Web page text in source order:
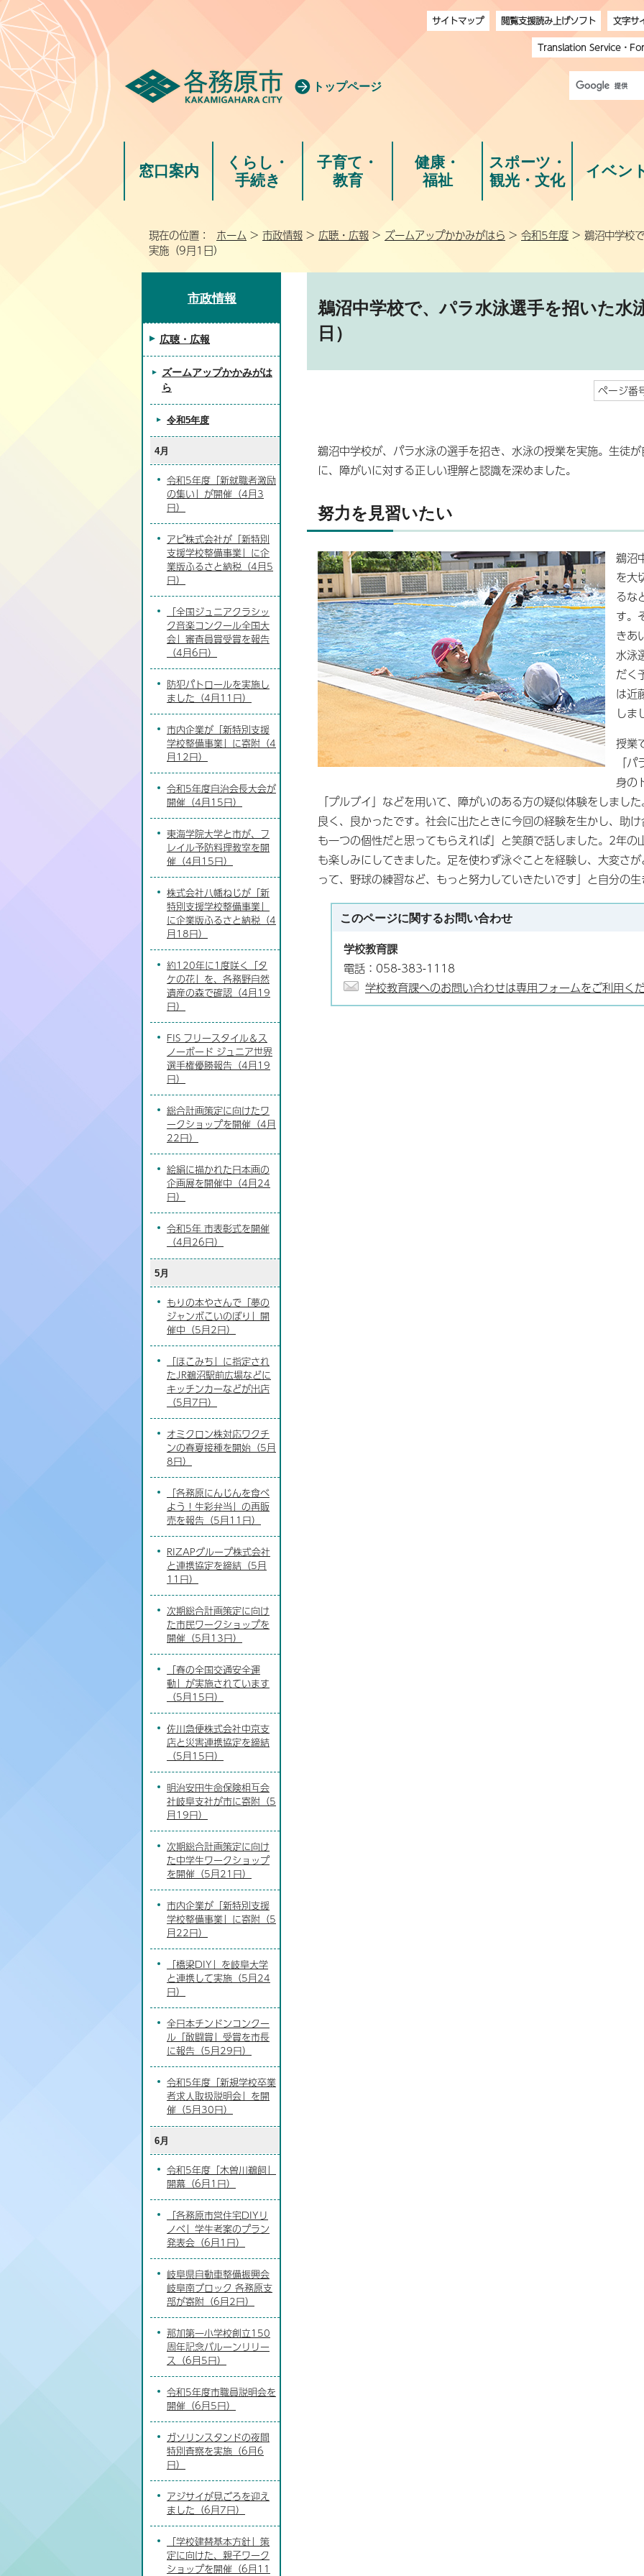
トップページ
サイトマップ 閲覧支援読み上げソフト
文字サ
Translation Service・
窓口案内
くらし・
手続き
子育て・
教育
健康・
福祉
スポーツ・
観光・文化
イベン
現在の位置： ホーム > 市政情報 > 広聴・広報 > ズームアップかかみがはら > 令和5年度 > 鵜沼中学校
実施（9月1日）
鵜沼中学校で、パラ水泳選手を招いた水
日）
ページ
鵜沼中学校が、パラ水泳の選手を招き、水泳の授業を実施。生徒
に、障がいに対する正しい理解と認識を深めました。
努力を見習いたい
鵜沼
を大
るな
す。
きあ
水泳
だく
は近
しま
授業
「
身の
「プルブイ」などを用いて、障がいのある方の疑似体験をしまし
良く、良かったです。社会に出たときに今回の経験を生かし、助
も一つの個性だと思ってもらえれば」と笑顔で話しました。2年
も楽しみにしてきました。足を使わず泳ぐことを経験し、大変さ
って、野球の練習など、もっと努力していきたいです」と自分の
このページに関するお問い合わせ
学校教育課
電話：058-383-1118
学校教育課へのお問い合わせは専用フォームをご利用く
市政情報
広聴・広報
ズームアップかかみがは
ら
令和5年度
4月
令和5年度「新就職者激励
の集い」が開催（4月3
日）
アピ株式会社が「新特別
支援学校整備事業」に企
業版ふるさと納税（4月5
日）
「全国ジュニアクラシッ
ク音楽コンクール全国大
会」審査員賞受賞を報告
（4月6日）
防犯パトロールを実施し
ました（4月11日）
市内企業が「新特別支援
学校整備事業」に寄附（4
月12日）
令和5年度自治会長大会が
開催（4月15日）
東海学院大学と市が、フ
レイル予防料理教室を開
催（4月15日）
株式会社八幡ねじが「新
特別支援学校整備事業」
に企業版ふるさと納税（4
月18日）
約120年に1度咲く「タ
ケの花」を、各務野自然
遺産の森で確認（4月19
日）
FIS フリースタイル＆ス
ノーボード ジュニア世界
選手権優勝報告（4月19
日）
総合計画策定に向けたワ
ークショップを開催（4月
22日）
絵絹に描かれた日本画の
企画展を開催中（4月24
日）
令和5年 市表彰式を開催
（4月26日）
5月
もりの本やさんで「夢の
ジャンボこいのぼり」開
催中（5月2日）
「ほこみち」に指定され
たJR鵜沼駅前広場などに
キッチンカーなどが出店
（5月7日）
オミクロン株対応ワクチ
ンの春夏接種を開始（5月
8日）
「各務原にんじんを食べ
よう！生彩弁当」の再販
売を報告（5月11日）
RIZAPグループ株式会社
と連携協定を締結（5月
11日）
次期総合計画策定に向け
た市民ワークショップを
開催（5月13日）
「春の全国交通安全運
動」が実施されています
（5月15日）
佐川急便株式会社中京支
店と災害連携協定を締結
（5月15日）
明治安田生命保険相互会
社岐阜支社が市に寄附（5
月19日）
次期総合計画策定に向け
た中学生ワークショップ
を開催（5月21日）
市内企業が「新特別支援
学校整備事業」に寄附（5
月22日）
「橋梁DIY」を岐阜大学
と連携して実施（5月24
日）
全日本チンドンコンクー
ル「敢闘賞」受賞を市長
に報告（5月29日）
令和5年度「新規学校卒業
者求人取扱説明会」を開
催（5月30日）
6月
令和5年度「木曽川鵜飼」
開幕（6月1日）
「各務原市営住宅DIYリ
ノベ」学生考案のプラン
発表会（6月1日）
岐阜県自動車整備振興会
岐阜南ブロック 各務原支
部が寄附（6月2日）
那加第一小学校創立150
周年記念バルーンリリー
ス（6月5日）
令和5年度市職員説明会を
開催（6月5日）
ガソリンスタンドの夜間
特別査察を実施（6月6
日）
アジサイが見ごろを迎え
ました（6月7日）
「学校建替基本方針」策
定に向けた、親子ワーク
ショップを開催（6月11